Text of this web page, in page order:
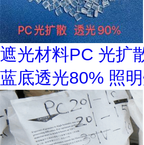
遮光材料PC 光扩
蓝底透光80% 照